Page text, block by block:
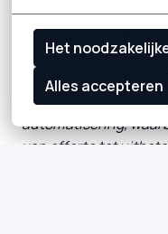
Het
Alles accepteren
De IT-afdeling van
transformatie. We
en zetten stevig in
volledige
moderne portalen.
automatisering,
van offerte tot